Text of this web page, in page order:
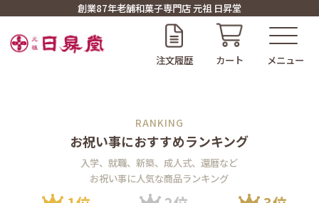
創業87年老舗和菓子専門店 元祖 日昇堂
注文履歴 カート
お祝い事におすすめランキング
入学、就職、新築、成人式、還暦など
お祝い事に人気な商品ランキング